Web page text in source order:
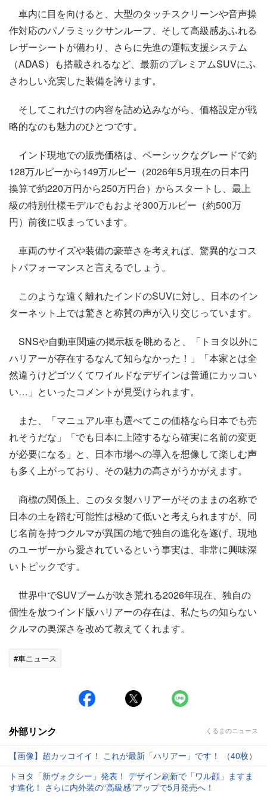
車内に目を向けると、大型のタッチスクリーンや音声操
作対応のパノラミックサンルーフ、そして高級感あふれる
レザーシートが備わり、さらに先進の運転支援システム
（ADAS）も搭載されるなど、最新のプレミアムSUVにふ
さわしい充実した装備を誇ります。
そしてこれだけの内容を詰め込みながら、価格設定が戦
略的なのも魅力のひとつです。
インド現地での販売価格は、ベーシックなグレードで約
128万ルピーから149万ルピー（2026年5月現在の日本円
換算で約220万円から250万円台）からスタートし、最上
級の特別仕様モデルでもおよそ300万ルピー（約500万
円）前後に収まっています。
車両のサイズや装備の豪華さを考えれば、驚異的なコス
トパフォーマンスと言えるでしょう。
このような遠く離れたインドのSUVに対し、日本のイン
ターネット上では驚きと称賛の声が入り交じっています。
SNSや自動車関連の掲示板を眺めると、「トヨタ以外に
ハリアーが存在するなんて知らなかった！」「本家とは全
然違うけどゴツくてワイルドなデザインは普通にカッコい
い…」といったコメントが見受けられます。
また、「マニュアル車も選べてこの価格なら日本でも売
れそうだな」「でも日本に上陸するなら確実に名前の変更
が必要になる」と、日本市場への導入を想像して楽しむ声
も多く上がっており、その魅力の高さがうかがえます。
商標の関係上、このタタ製ハリアーがそのままの名称で
日本の土を踏む可能性は極めて低いと考えられますが、同
じ名前を持つクルマが異国の地で独自の進化を遂げ、現地
のユーザーから愛されているという事実は、非常に興味深
いトピックです。
世界中でSUVブームが吹き荒れる2026年現在、独自の
個性を放つインド版ハリアーの存在は、私たちの知らない
クルマの奥深さを改めて教えてくれます。
#車ニュース
外部リンク くるまのニュース
【画像】超カッコイイ！ これが最新「ハリアー」です！ （40枚）
トヨタ「新ヴォクシー」発表！ デザイン刷新で「ワル顔」ますま
す進化！ さらに内外装の“高級感”アップで5月発売へ！